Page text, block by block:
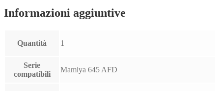
Informazioni aggiuntive
Quantità 1
Serie
compatibili
Mamiya 645 AFD